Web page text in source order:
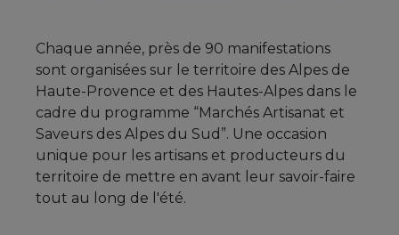
Chaque année, près de 90 manifestations
sont organisées sur le territoire des Alpes de
Haute-Provence et des Hautes-Alpes dans le
cadre du programme “Marchés Artisanat et
Saveurs des Alpes du Sud”. Une occasion
unique pour les artisans et producteurs du
territoire de mettre en avant leur savoir-faire
tout au long de l'été.